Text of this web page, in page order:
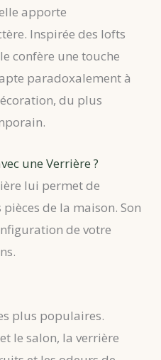
apporte
Inspirée des lofts
confère une touche
paradoxalement à
du plus
une Verrière ?
lui permet de
de la maison. Son
de votre
plus populaires.
le salon, la verrière